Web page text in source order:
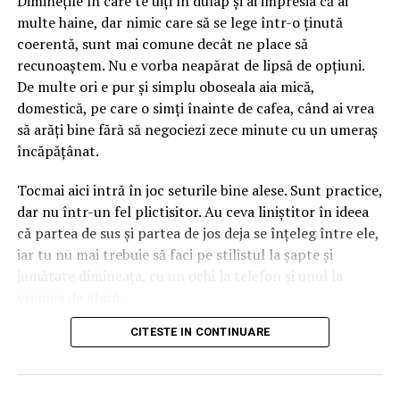
interiorul urechilor. Asta înseamnă că personajul aduce
deja două culori în ecuație înainte să așezi o singură
floare lângă el. Dacă ignori amănuntul ăsta, ajungi ușor
la un aranjament care se bate cap în cap, în care
albastrul rece și florile nimeresc în registre care nu
vorbesc între ele.
Gândește-te la el ca la o piesă vestimentară cu
întâmplare pe dedesubt, ci cauți ce-l pune în valoare.
Aici e la fel. Albastrul cere ori contraste calde care îl
scot în față, ori tonuri reci care îl liniștesc și îl extind.
Sezonul intervine exact în decizia asta, pentru că ne
Mai e un lucru pe care l-am prins abia în timp. Florile
multe haine, dar nimic care să se lege într-o ținută
coerentă, sunt mai comune decât ne place să
recunoaștem. Nu e vorba neapărat de lipsă de opțiuni.
De multe ori e pur și simplu oboseala aia mică,
domestică, pe care o simți înainte de cafea, când ai vrea
să arăți bine fără să negociezi zece minute cu un umeraș
încăpățânat.
Tocmai aici intră în joc seturile bine alese. Sunt practice,
dar nu într-un fel plictisitor. Au ceva liniștitor în ideea
că partea de sus și partea de jos deja se înțeleg între ele,
iar tu nu mai trebuie să faci pe stilistul la șapte și
jumătate dimineața, cu un ochi la telefon și unul la
Numai că nu orice compleu e bun pentru viața reală. Una
lumina perfectă și modelul care pare că n-a alergat
CITESTE IN CONTINUARE